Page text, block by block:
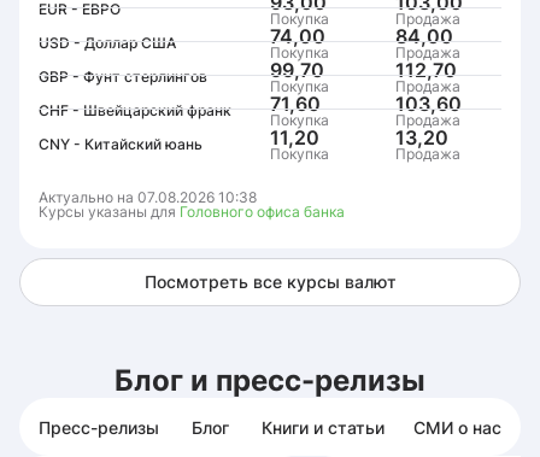
EUR - ЕВРО
Покупка
Продажа
USD - Доллар США
74,00
Покупка
84,00
Продажа
GBP - Фунт стерлингов
99,70
Покупка
112,70
Продажа
CHF - Швейцарский франк
71,60
Покупка
103,60
Продажа
CNY - Китайский юань
11,20
Покупка
13,20
Продажа
Актуально на 07.08.2026 10:38
Курсы указаны для Головного офиса банка
Посмотреть все курсы валют
Блог и пресс-релизы
Пресс-релизы Блог Книги и статьи СМИ о нас